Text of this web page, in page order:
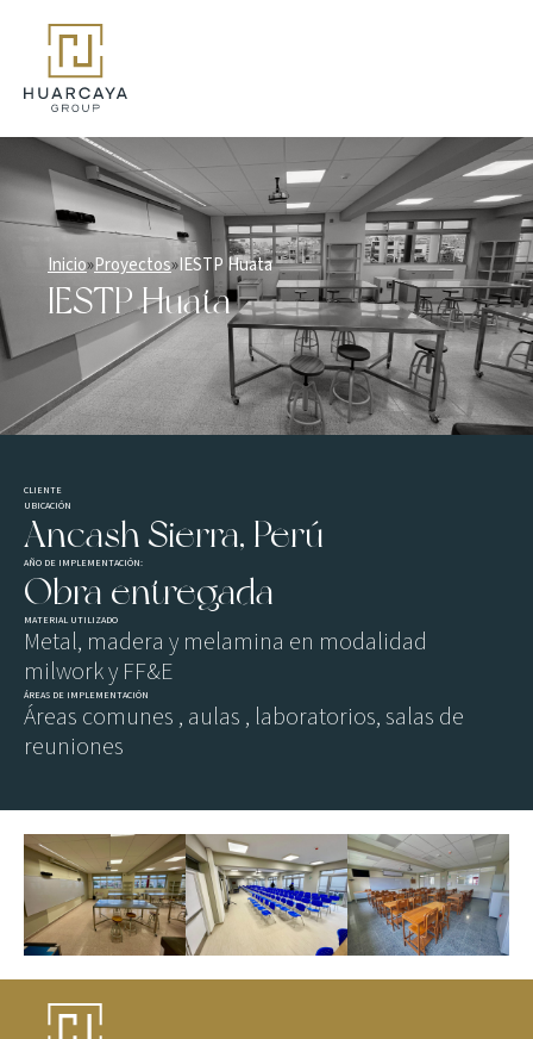
Inicio»Proyectos»IESTP Huata
IESTP Huata
CLIENTE
UBICACIÓN
Ancash Sierra, Perú
AÑO DE IMPLEMENTACIÓN:
Obra entregada
MATERIAL UTILIZADO
Metal, madera y melamina en modalidad
milwork y FF&E
ÁREAS DE IMPLEMENTACIÓN
Áreas comunes , aulas , laboratorios, salas de
reuniones